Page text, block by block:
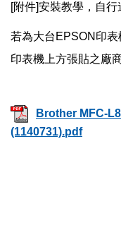
[附件]安裝教學，自行
若為大台EPSON印
印表機上方張貼之廠
Brother MFC-
(1140731).pdf